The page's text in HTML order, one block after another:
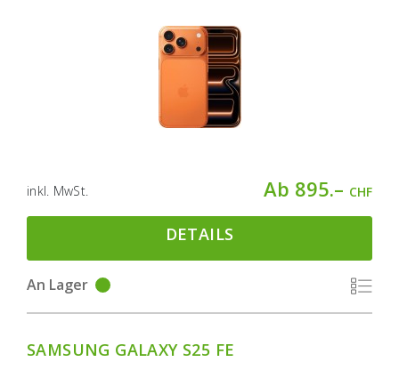
inkl. MwSt. Ab 895.– CHF
DETAILS
An Lager
SAMSUNG GALAXY S25 FE